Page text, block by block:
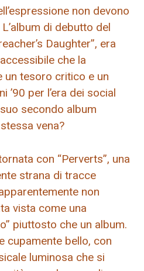
non devono
di debutto del
Daughter”, era
che la
un tesoro critico e un
’90 per l’era dei social
secondo album
vena?
con “Perverts”, una
strana di tracce
non
vista come una
piuttosto che un album.
cupamente bello, con
luminosa che si